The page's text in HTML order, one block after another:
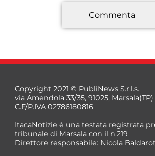
*
Commenta
Copyright 2021 © PubliNews S.r.l.s.
via Amendola 33/35, 91025, Marsala(TP)
C.F/P.IVA 02786180816
ItacaNotizie è una testata registrata
tribunale di Marsala con il n.219
Direttore responsabile: Nicola